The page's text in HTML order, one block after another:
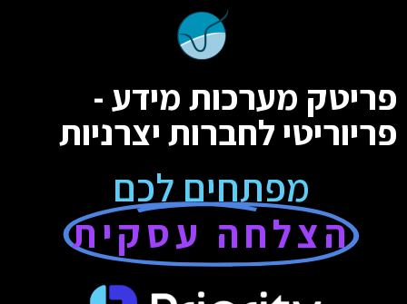
פריטק מערכות מידע -
פריוריטי לחברות יצרניות
מפתחים לכם
הצלחה עסקית